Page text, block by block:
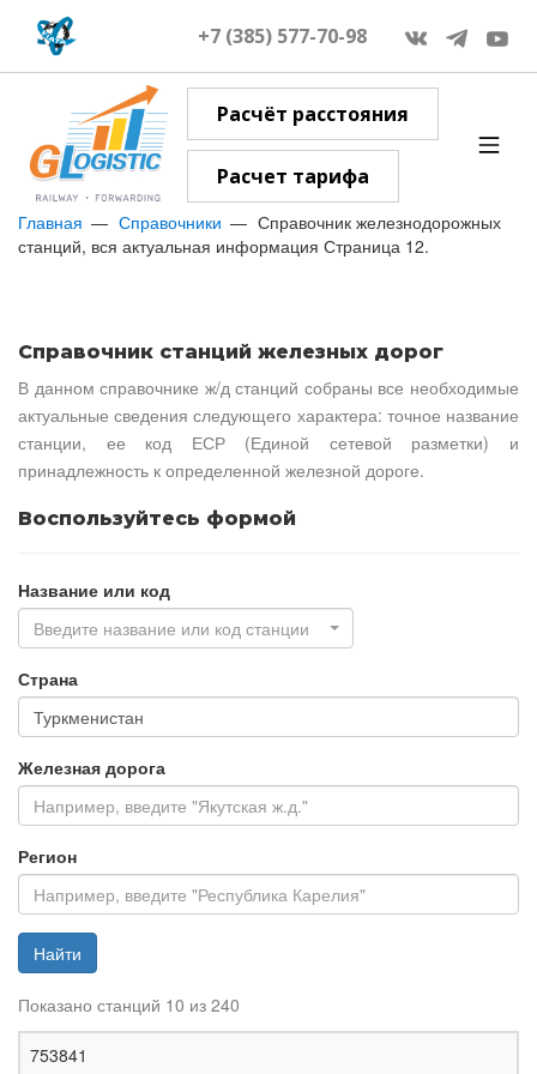
+7 (385) 577-70-98
Расчёт расстояния
Расчет тарифа
Главная Справочники
Справочник железнодорожных
станций, вся актуальная информация Страница 12.
Справочник станций железных дорог
В данном справочнике ж/д станций собраны все необходимые
актуальные сведения следующего характера: точное название
станции, ее код ЕСР (Единой сетевой разметки) и
принадлежность к определенной железной дороге.
Воспользуйтесь формой
Название или код
Введите название или код станции
Страна
Железная дорога
Регион
Найти
Показано станций 10 из 240
753841